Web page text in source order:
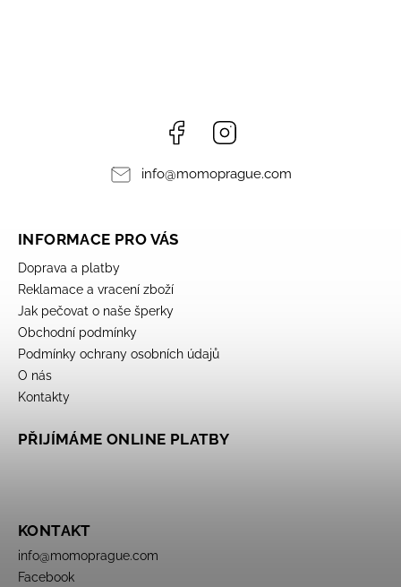
Facebook
info@momoprague.com
INFORMACE PRO VÁS
Doprava a platby
Reklamace a vracení zboží
Jak pečovat o naše šperky
Obchodní podmínky
Podmínky ochrany osobních údajů
O nás
Kontakty
PŘIJÍMÁME ONLINE PLATBY
KONTAKT
info@momoprague.com
Facebook